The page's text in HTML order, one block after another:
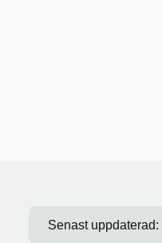
Senast uppdaterad: